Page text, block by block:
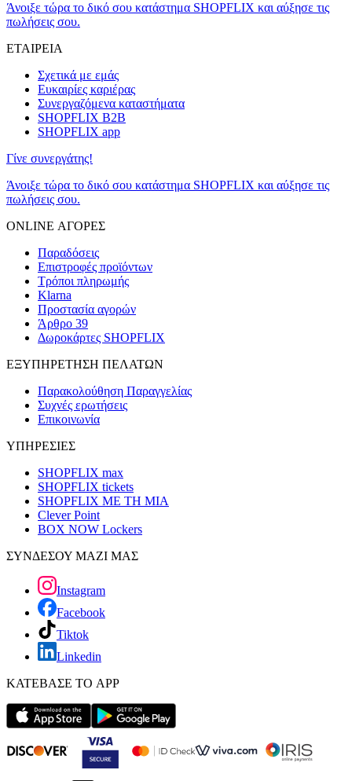
Άνοιξε τώρα το δικό σου κατάστημα SHOPFLIX και αύξησε τις
πωλήσεις σου.
ΕΤΑΙΡΕΙΑ
Σχετικά με εμάς
Ευκαιρίες καριέρας
Συνεργαζόμενα καταστήματα
SHOPFLIX B2B
SHOPFLIX app
Γίνε συνεργάτης!
Άνοιξε τώρα το δικό σου κατάστημα SHOPFLIX και αύξησε τις
πωλήσεις σου.
ONLINE ΑΓΟΡΕΣ
Παραδόσεις
Επιστροφές προϊόντων
Τρόποι πληρωμής
Klarna
Προστασία αγορών
Άρθρο 39
Δωροκάρτες SHOPFLIX
ΕΞΥΠΗΡΕΤΗΣΗ ΠΕΛΑΤΩΝ
Παρακολούθηση Παραγγελίας
Συχνές ερωτήσεις
Επικοινωνία
ΥΠΗΡΕΣΙΕΣ
SHOPFLIX max
SHOPFLIX tickets
SHOPFLIX ΜΕ ΤΗ ΜΙΑ
Clever Point
BOX NOW Lockers
ΣΥΝΔΕΣΟΥ ΜΑΖΙ ΜΑΣ
Instagram
Facebook
Tiktok
Linkedin
ΚΑΤΕΒΑΣΕ ΤΟ APP